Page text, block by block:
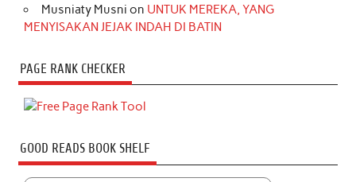
Musniaty Musni on UNTUK MEREKA, YANG
MENYISAKAN JEJAK INDAH DI BATIN
PAGE RANK CHECKER
GOOD READS BOOK SHELF